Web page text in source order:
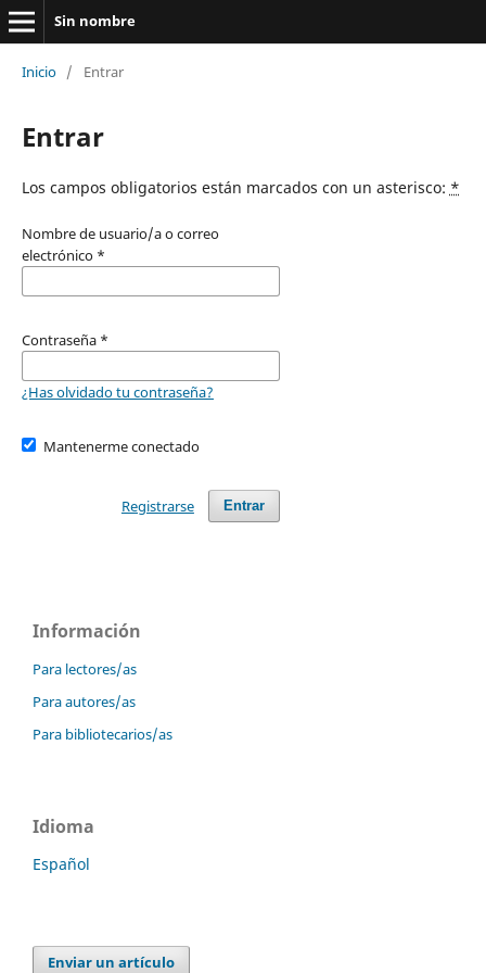
Sin nombre
Inicio / Entrar
Entrar
Los campos obligatorios están marcados con un asterisco: *
Nombre de usuario/a o correo
electrónico *
Contraseña *
¿Has olvidado tu contraseña?
Mantenerme conectado
Entrar
Registrarse
Información
Para lectores/as
Para autores/as
Para bibliotecarios/as
Idioma
Español
Enviar un artículo